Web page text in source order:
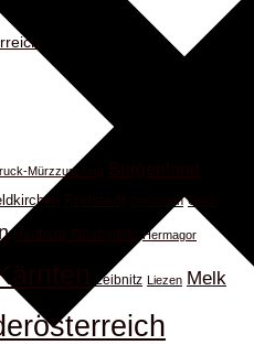
Mürzzuschlag
Gmunden Graz-
Hermagor
Leibnitz Liezen Melk